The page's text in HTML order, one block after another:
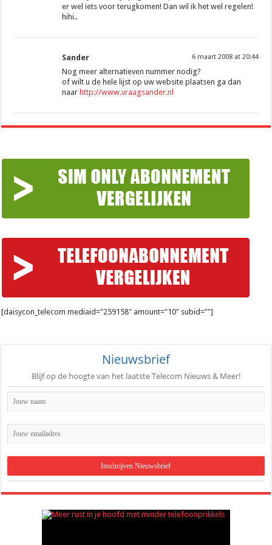
er wel iets voor terugkomen! Dan wil ik het wel regelen!
hihi..
Sander 6 maart 2008 at 20:44
Nog meer alternatieven nummer nodig?
of wilt u de hele lijst op uw website plaatsen ga dan
naar http://www.vraagsander.nl
[daisycon_telecom mediaid="259158" amount="10" subid=""]
Nieuwsbrief
Blijf op de hoogte van het laatste Telecom Nieuws & Meer!